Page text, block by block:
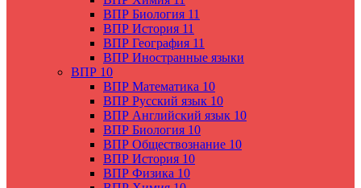
ВПР Биология 11
ВПР История 11
ВПР География 11
ВПР Иностранные языки
ВПР 10
ВПР Математика 10
ВПР Русский язык 10
ВПР Английский язык 10
ВПР Биология 10
ВПР Обществознание 10
ВПР История 10
ВПР Физика 10